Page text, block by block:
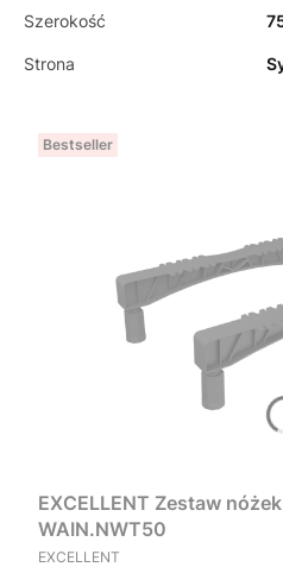
Szerokość
Strona
Bestseller
EXCELLENT Zestaw
WAIN.NWT50
PRODUCENT
EXCELLENT